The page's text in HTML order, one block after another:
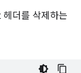
더를 삭제하는